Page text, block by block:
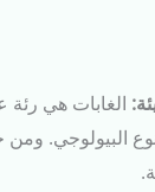
الغابات هي رئة
البيولوجي.